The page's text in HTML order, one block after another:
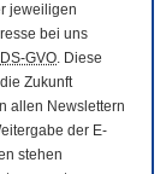
jeweiligen
bei uns
DS-GVO. Diese
Zukunft
allen Newslettern
der E-
stehen